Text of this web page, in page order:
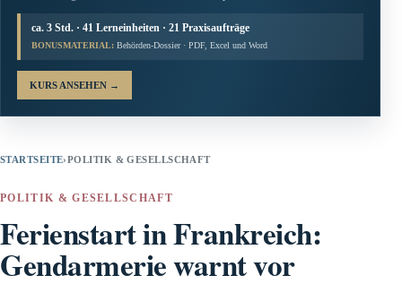
ca. 3 Std. · 41 Lerneinheiten · 21 Praxisaufträge
BONUSMATERIAL: Behörden-Dossier · PDF, Excel und Word
KURS ANSEHEN →
STARTSEITE›POLITIK & GESELLSCHAFT
POLITIK & GESELLSCHAFT
Ferienstart in Frankreich:
Gendarmerie warnt vor